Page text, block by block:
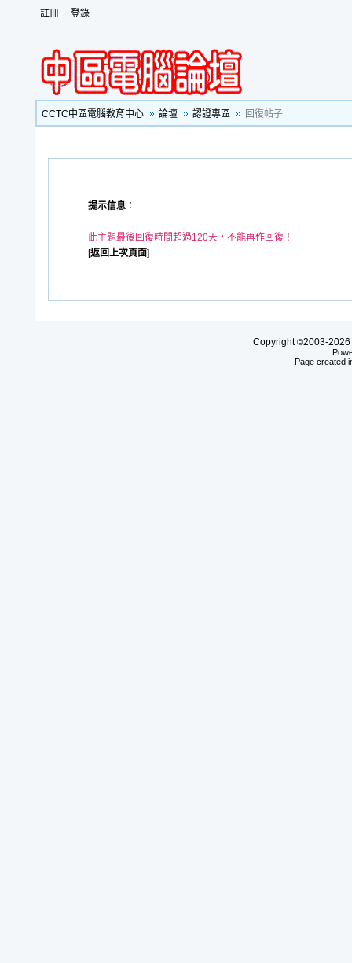
註冊 登錄
CCTC中區電腦教育中心 論壇 認證專區 回復帖子
提示信息 ：
此主題最後回復時間超過120天，不能再作回復！
[返回上次頁面]
Copyright©2003-2026
Page created